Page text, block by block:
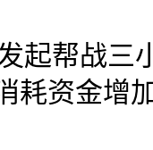
帮战三
耗资金增